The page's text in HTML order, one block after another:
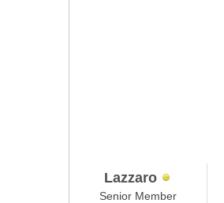
Lazzaro
Senior Member